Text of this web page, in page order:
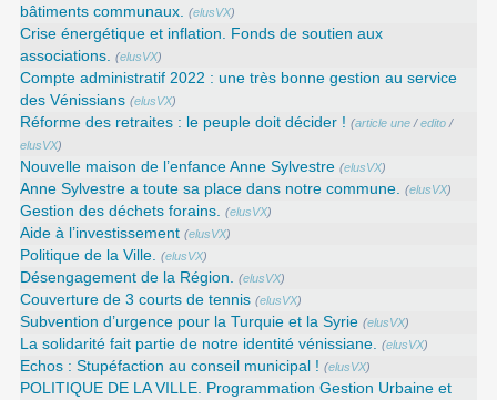
bâtiments communaux.
(elusVX)
Crise énergétique et inflation. Fonds de soutien aux
associations.
(elusVX)
Compte administratif 2022 : une très bonne gestion au service
des Vénissians (elusVX)
Réforme des retraites : le peuple doit décider ! (article une /edito /
elusVX)
Nouvelle maison de l’enfance Anne Sylvestre (elusVX)
Anne Sylvestre a toute sa place dans notre commune. (elusVX)
Gestion des déchets forains. (elusVX)
Aide à l’investissement (elusVX)
Politique de la Ville. (elusVX)
Désengagement de la Région. (elusVX)
Couverture de 3 courts de tennis (elusVX)
Subvention d’urgence pour la Turquie et la Syrie (elusVX)
La solidarité fait partie de notre identité vénissiane. (elusVX)
Echos : Stupéfaction au conseil municipal ! (elusVX)
POLITIQUE DE LA VILLE. Programmation Gestion Urbaine et